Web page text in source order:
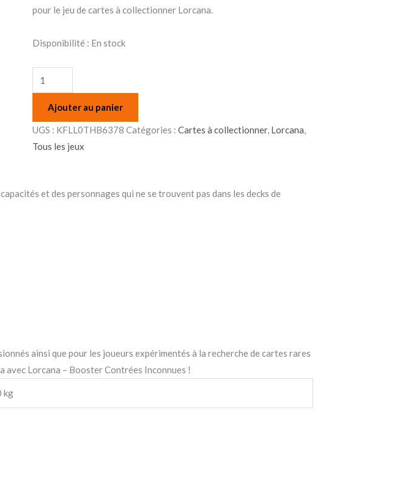
pour le jeu de cartes à collectionner Lorcana.
Disponibilité : En stock
Ajouter au panier
UGS : KFLL0THB6378 Catégories : Cartes à collectionner, Lorcana,
Tous les jeux
et des personnages qui ne se trouvent pas dans les decks de
ainsi que pour les joueurs expérimentés à la recherche de cartes rares
Lorcana – Booster Contrées Inconnues !
kg